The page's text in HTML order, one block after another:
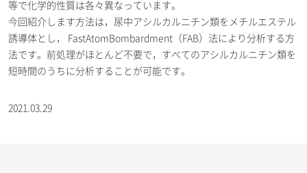
等で化学的性質は各々異なっています。
今回紹介します方法は，尿中アシルカルニチン類をメチルエステル
誘導体とし， FastAtomBombardment（FAB）法により分析する方
法です。前処理がほとんど不要で，すべてのアシルカルニチン類を
短時間のうちに分析することが可能です。
2021.03.29